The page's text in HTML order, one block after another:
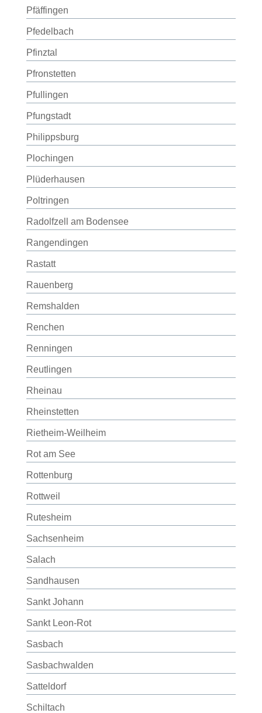
Pfäffingen
Pfedelbach
Pfinztal
Pfronstetten
Pfullingen
Pfungstadt
Philippsburg
Plochingen
Plüderhausen
Poltringen
Radolfzell am Bodensee
Rangendingen
Rastatt
Rauenberg
Remshalden
Renchen
Renningen
Reutlingen
Rheinau
Rheinstetten
Rietheim-Weilheim
Rot am See
Rottenburg
Rottweil
Rutesheim
Sachsenheim
Salach
Sandhausen
Sankt Johann
Sankt Leon-Rot
Sasbach
Sasbachwalden
Satteldorf
Schiltach